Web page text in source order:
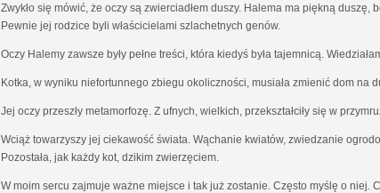
Zwykło się mówić, że oczy są zwierciadłem duszy. Halema ma piękną
Pewnie jej rodzice byli właścicielami szlachetnych genów.
Oczy Halemy zawsze były pełne treści, która kiedyś była tajemnicą.
Kotka, w wyniku niefortunnego zbiegu okoliczności, musiała zmienić dom na
Jej oczy przeszły metamorfozę. Z ufnych, wielkich, przekształciły się w
Wciąż towarzyszy jej ciekawość świata. Wąchanie kwiatów, zwiedzanie
Pozostała, jak każdy kot, dzikim zwierzęciem.
W moim sercu zajmuje ważne miejsce i tak już zostanie. Często myślę o